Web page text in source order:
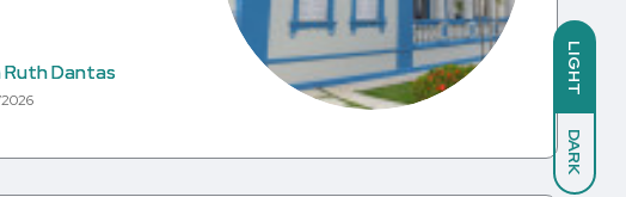
LIGHT
DARK
Ruth Dantas